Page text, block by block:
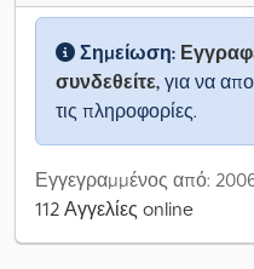
Σημείωση:
συνδεθείτε, για να
τις πληροφορίες.
Εγγεγραμμένος από:
112 Αγγελίες online